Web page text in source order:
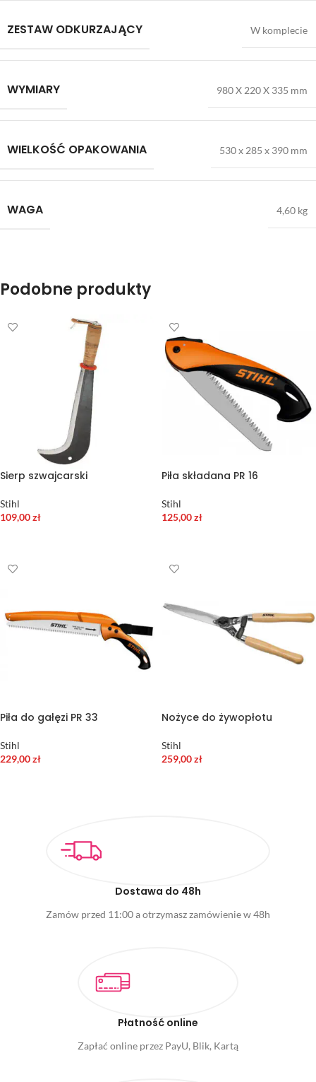
ZESTAW ODKURZAJĄCY W komplecie
WYMIARY 980 X 220 X 335 mm
WIELKOŚĆ OPAKOWANIA 530 x 285 x 390 mm
WAGA 4,60 kg
Podobne produkty
Sierp szwajcarski
Stihl
109,00zł
Piła składana PR 16
Stihl
125,00zł
Piła do gałęzi PR 33
Stihl
229,00zł
Nożyce do żywopłotu
Stihl
259,00zł
Dostawa do 48h
Zamów przed 11:00 a otrzymasz zamówienie w 48h
Płatność online
Zapłać online przez PayU, Blik, Kartą